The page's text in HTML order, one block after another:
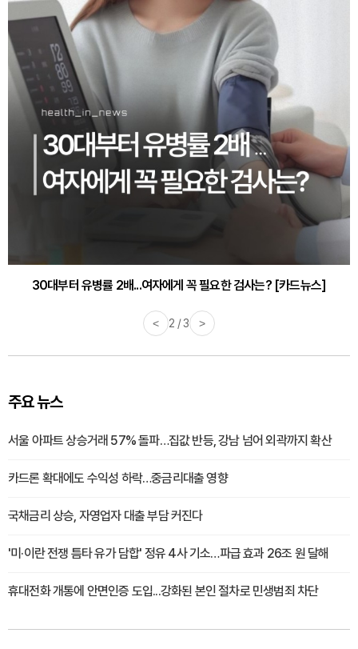
30대부터 유병률 2배...여자에게 꼭 필요한 검사는? [카드뉴스]
< 2 / 3 >
주요 뉴스
서울 아파트 상승거래 57% 돌파…집값 반등, 강남 넘어 외곽까지 확산
카드론 확대에도 수익성 하락…중금리대출 영향
국채금리 상승, 자영업자 대출 부담 커진다
'미·이란 전쟁 틈타 유가 담합' 정유 4사 기소…파급 효과 26조 원 달해
휴대전화 개통에 안면인증 도입...강화된 본인 절차로 민생범죄 차단